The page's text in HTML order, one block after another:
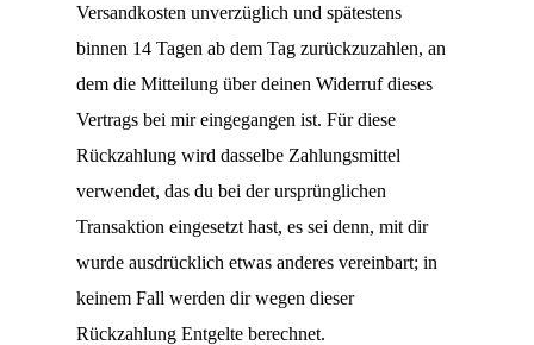
Versandkosten unverzüglich und spätestens
binnen 14 Tagen ab dem Tag zurückzuzahlen, an
dem die Mitteilung über deinen Widerruf dieses
Vertrags bei mir eingegangen ist. Für diese
Rückzahlung wird dasselbe Zahlungsmittel
verwendet, das du bei der ursprünglichen
Transaktion eingesetzt hast, es sei denn, mit dir
wurde ausdrücklich etwas anderes vereinbart; in
keinem Fall werden dir wegen dieser
Rückzahlung Entgelte berechnet.